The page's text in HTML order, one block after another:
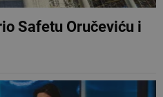
Safetu Oručeviću i